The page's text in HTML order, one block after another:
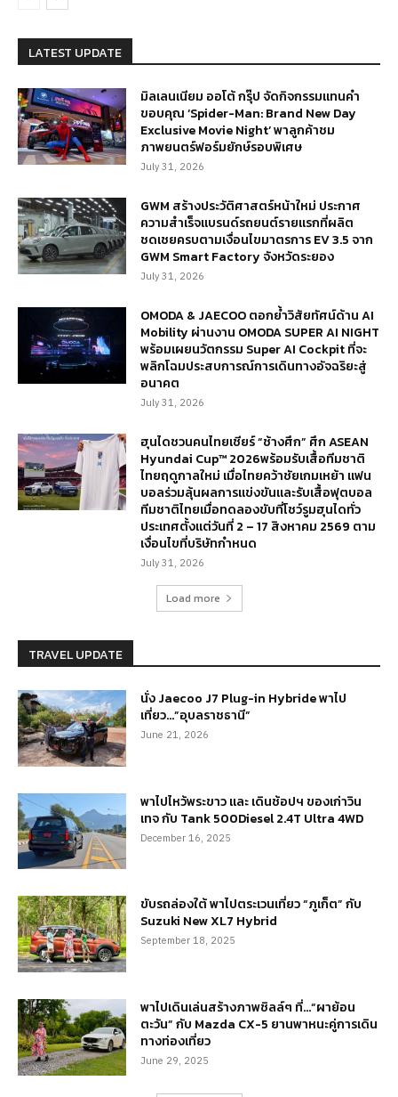
LATEST UPDATE
มิลเลนเนียม ออโต้ กรุ๊ป จัดกิจกรรมแทนคำ
ขอบคุณ ‘Spider-Man: Brand New Day
Exclusive Movie Night’ พาลูกค้าชม
ภาพยนตร์ฟอร์มยักษ์รอบพิเศษ
July 31, 2026
GWM สร้างประวัติศาสตร์หน้าใหม่ ประกาศ
ความสำเร็จแบรนด์รถยนต์รายแรกที่ผลิต
ชดเชยครบตามเงื่อนไขมาตรการ EV 3.5 จาก
GWM Smart Factory จังหวัดระยอง
July 31, 2026
OMODA & JAECOO ตอกย้ำวิสัยทัศน์ด้าน AI
Mobility ผ่านงาน OMODA SUPER AI NIGHT
พร้อมเผยนวัตกรรม Super AI Cockpit ที่จะ
พลิกโฉมประสบการณ์การเดินทางอัจฉริยะสู่
อนาคต
July 31, 2026
ฮุนไดชวนคนไทยเชียร์ “ช้างศึก” ศึก ASEAN
Hyundai Cup™ 2026พร้อมรับเสื้อทีมชาติ
ไทยฤดูกาลใหม่ เมื่อไทยคว้าชัยเกมเหย้า แฟน
บอลร่วมลุ้นผลการแข่งขันและรับเสื้อฟุตบอล
ทีมชาติไทยเมื่อทดลองขับที่โชว์รูมฮุนไดทั่ว
ประเทศตั้งแต่วันที่ 2 – 17 สิงหาคม 2569 ตาม
เงื่อนไขที่บริษัทกำหนด
July 31, 2026
Load more
TRAVEL UPDATE
นั่ง Jaecoo J7 Plug-in Hybride พาไป
เที่ยว…”อุบลราชธานี”
June 21, 2026
พาไปไหว้พระขาว และ เดินช้อปฯ ของเก่าวิน
เทจ กับ Tank 500Diesel 2.4T Ultra 4WD
December 16, 2025
ขับรถล่องใต้ พาไปตระเวนเที่ยว “ภูเก็ต” กับ
Suzuki New XL7 Hybrid
September 18, 2025
พาไปเดินเล่นสร้างภาพชิลล์ๆ ที่…“ผาย้อน
ตะวัน” กับ Mazda CX-5 ยานพาหนะคู่การเดิน
ทางท่องเที่ยว
June 29, 2025